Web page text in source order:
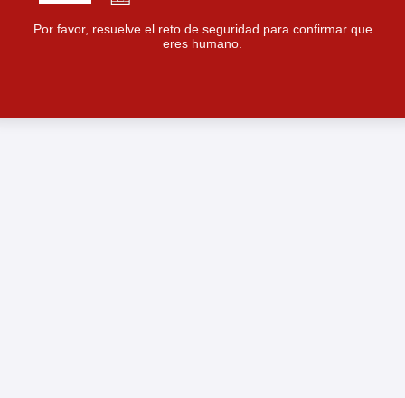
Por favor, resuelve el reto de seguridad para confirmar que
eres humano.